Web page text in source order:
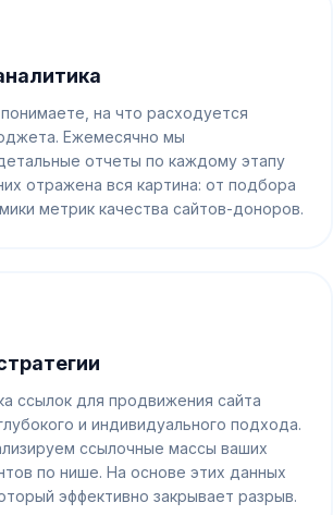
на что расходуется
Ежемесячно мы
отчеты по каждому этапу
отражена вся картина: от подбора
метрик качества сайтов-доноров.
ссылок для продвижения сайта
и индивидуального подхода.
ссылочные массы ваших
по нише. На основе этих данных
эффективно закрывает разрыв.